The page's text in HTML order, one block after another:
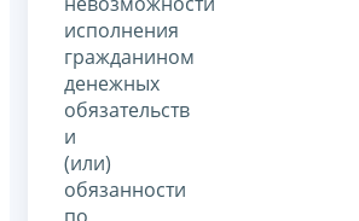
исполнения
гражданином
денежных
обязательств
и
(или)
обязанности